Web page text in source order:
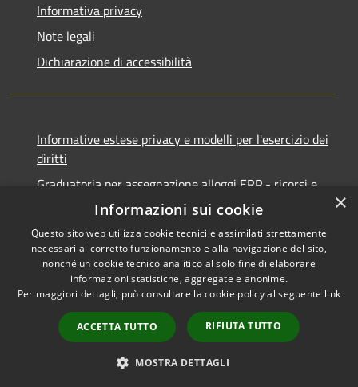
Informativa privacy
Note legali
Dichiarazione di accessibilità
Informative estese privacy e modelli per l'esercizio dei
diritti
Graduatoria per assegnazione alloggi ERP - ricorsi e
Accessibilità
Copyright © 2026 • Comune di
Ancona • Powered by
Municipium•
Accesso
redazione
×
Informazioni sui cookie
Questo sito web utilizza cookie tecnici e assimilati strettamente
necessari al corretto funzionamento e alla navigazione del sito,
nonché un cookie tecnico analitico al solo fine di elaborare
informazioni statistiche, aggregate e anonime.
Per maggiori dettagli, può consultare la cookie policy al seguente link
ACCETTA TUTTO RIFIUTA TUTTO
MOSTRA DETTAGLI